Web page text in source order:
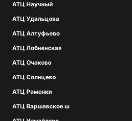
АТЦ Научный
АТЦ Удальцова
АТЦ Алтуфьево
АТЦ Лобненская
АТЦ Очаково
АТЦ Солнцево
АТЦ Раменки
АТЦ Варшавское ш